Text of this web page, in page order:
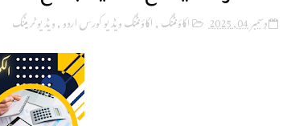
دسمبر 04, 2025 اکاؤنٹنگ,اکاؤنٹنگ ویڈیو کورس اردو,ویڈیو ٹریننگ